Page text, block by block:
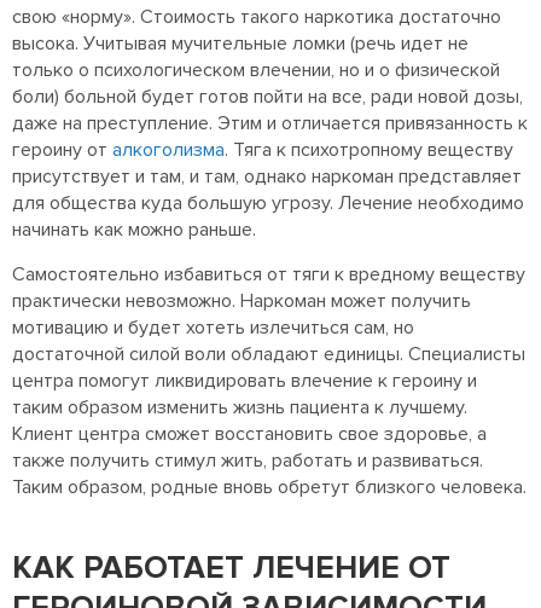
свою «норму». Стоимость такого наркотика достаточно
высока. Учитывая мучительные ломки (речь идет не
только о психологическом влечении, но и о физической
боли) больной будет готов пойти на все, ради новой дозы,
даже на преступление. Этим и отличается привязанность к
героину от алкоголизма. Тяга к психотропному веществу
присутствует и там, и там, однако наркоман представляет
для общества куда большую угрозу. Лечение необходимо
начинать как можно раньше.
Самостоятельно избавиться от тяги к вредному веществу
практически невозможно. Наркоман может получить
мотивацию и будет хотеть излечиться сам, но
достаточной силой воли обладают единицы. Специалисты
центра помогут ликвидировать влечение к героину и
таким образом изменить жизнь пациента к лучшему.
Клиент центра сможет восстановить свое здоровье, а
также получить стимул жить, работать и развиваться.
Таким образом, родные вновь обретут близкого человека.
КАК РАБОТАЕТ ЛЕЧЕНИЕ ОТ